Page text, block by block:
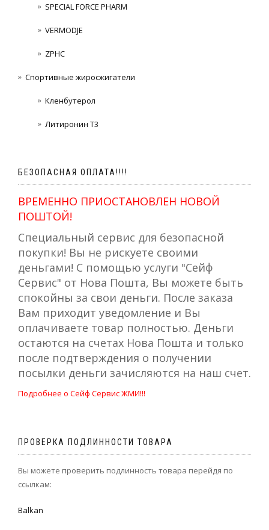
SPECIAL FORCE PHARM
VERMODJE
ZPHC
Спортивные жиросжигатели
Кленбутерол
Литиронин Т3
БЕЗОПАСНАЯ ОПЛАТА!!!!
ВРЕМЕННО ПРИОСТАНОВЛЕН НОВОЙ
ПОШТОЙ!
Специальный сервис для безопасной
покупки! Вы не рискуете своими
деньгами! С помощью услуги "Сейф
Сервис" от Нова Пошта, Вы можете быть
спокойны за свои деньги. После заказа
Вам приходит уведомление и Вы
оплачиваете товар полностью. Деньги
остаются на счетах Нова Пошта и только
после подтверждения о получении
посылки деньги зачисляются на наш счет.
Подробнее о Сейф Сервис ЖМИ!!!
ПРОВЕРКА ПОДЛИННОСТИ ТОВАРА
Вы можете проверить подлинность товара перейдя по
ссылкам:
Balkan